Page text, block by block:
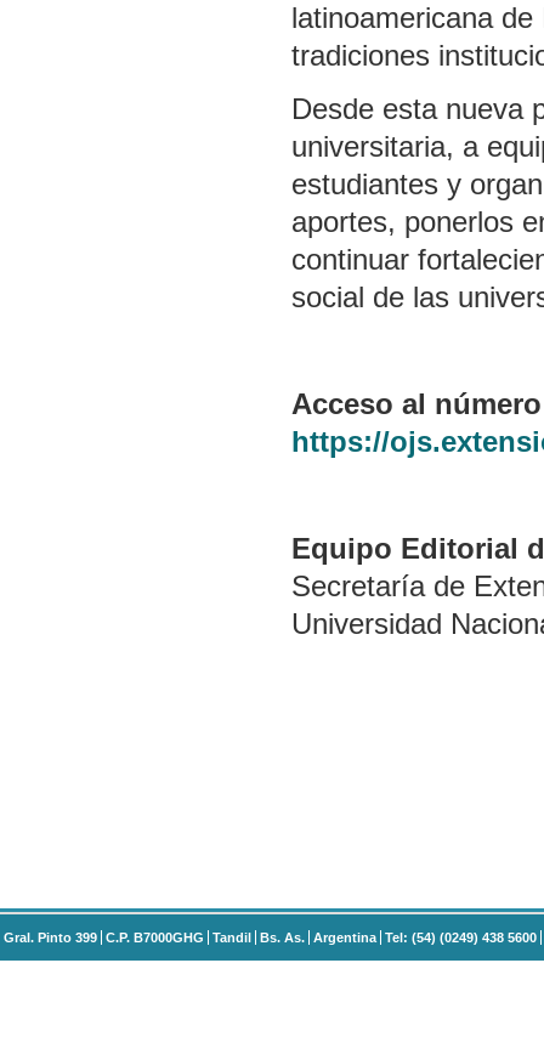
latinoamericana
tradiciones
Desde esta nueva
universitaria, a
estudiantes y
aportes, ponerlos
continuar
social de las
Acceso al
https://
Equipo Editorial
Secretaría de
Universidad
Gral. Pinto 399 C.P. B7000GHG Tandil Bs. As. Argentina Tel: (54) (0249) 438 5600